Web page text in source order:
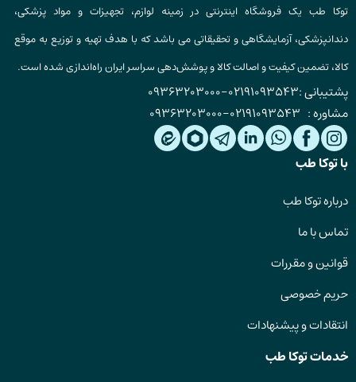
توکا طب یک فروشگاه اینترنتی در زمینه لوازم، تجهیزات و مواد پزشکی،
دندانپزشکی، آزمایشگاهی و تحقیقاتی می باشد که با هدف تهیه و توزیع به موقع
کالا، تضمین کیفیت و اصالت کالا و پوشش‌دهی سراسر ایران راه‌اندازی شده است.
پشتیبانی :02191093543
-
09363203000
مشاوره : 02191093543
-
09363203000
با توکا طب
درباره توکا طب
تماس با ما
قوانین و مقررات
حریم خصوصی
انتقادات و پیشنهادات
خدمات توکا طب